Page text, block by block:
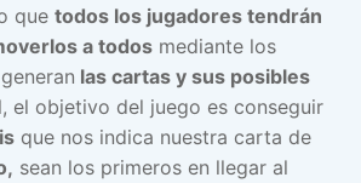
que todos los jugadores tendrán
a todos mediante los
las cartas y sus posibles
el objetivo del juego es conseguir
que nos indica nuestra carta de
sean los primeros en llegar al